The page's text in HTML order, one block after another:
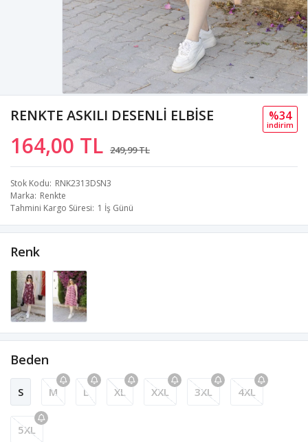
RENKTE ASKILI DESENLİ ELBİSE
164,00 TL 249,99 TL
%34
i̇ndi̇ri̇m
Stok Kodu RNK2313DSN3
Marka Renkte
Tahmini Kargo Süresi 1 İş Günü
Renk
Beden
S M L XL XXL 3XL 4XL
5XL